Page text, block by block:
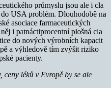
průmyslu jsou ale i cla
USA problém. Dlouhodobě na
asociace farmaceutických
i patnáctiprocentní plošná cla
do nových výrobních kapacit
a výhledově tím zvýšit riziko
pacienty.
ceny léků v Evropě by se ale